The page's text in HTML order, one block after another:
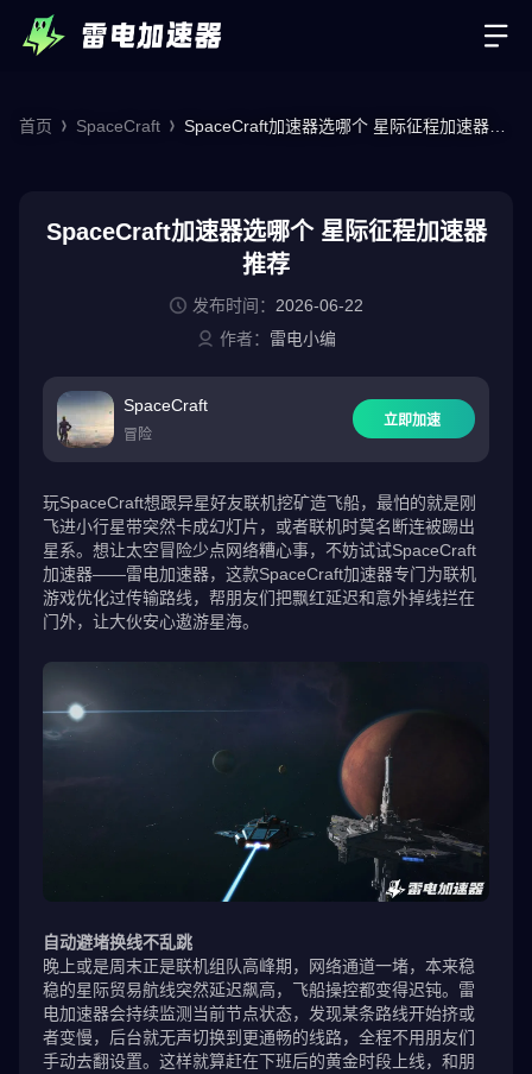
首页 SpaceCraft
SpaceCraft加速器选哪个 星际征程加速器推
SpaceCraft加速器选哪个 星际征程加速器
推荐
发布时间： 2026-06-22
作者： 雷电小编
SpaceCraft
冒险
立即加速
玩SpaceCraft想跟异星好友联机挖矿造飞船，最怕的就是刚
飞进小行星带突然卡成幻灯片，或者联机时莫名断连被踢出
星系。想让太空冒险少点网络糟心事，不妨试试SpaceCraft
加速器——雷电加速器，这款SpaceCraft加速器专门为联机
游戏优化过传输路线，帮朋友们把飘红延迟和意外掉线拦在
门外，让大伙安心遨游星海。
自动避堵换线不乱跳
晚上或是周末正是联机组队高峰期，网络通道一堵，本来稳
稳的星际贸易航线突然延迟飙高，飞船操控都变得迟钝。雷
电加速器会持续监测当前节点状态，发现某条路线开始挤或
者变慢，后台就无声切换到更通畅的线路，全程不用朋友们
手动去翻设置。这样就算赶在下班后的黄金时段上线，和朋